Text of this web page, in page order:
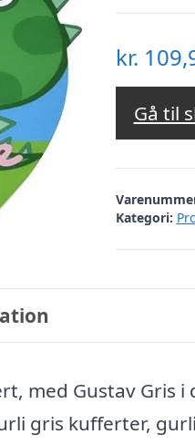
kr.
Gå til
Kategori:
med Gustav Gris
gris kufferter,